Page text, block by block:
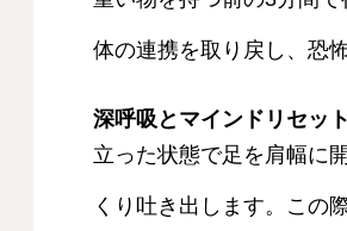
体の連携を取り戻し、恐
深呼吸とマインドリセット
立った状態で足を肩幅に
くり吐き出します。この